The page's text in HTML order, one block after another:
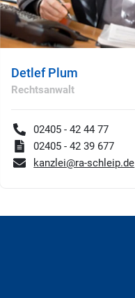
Detlef Plum
Rechtsanwalt
02405 - 42 44 77
02405 - 42 39 677
kanzlei@ra-schleip.de